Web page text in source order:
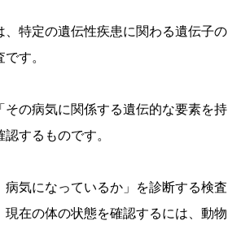
、特定の遺伝性疾患に関わる遺伝子の
す。
その病気に関係する遺伝的な要素を持
するものです。
病気になっているか」を診断する検査
現在の体の状態を確認するには、動物